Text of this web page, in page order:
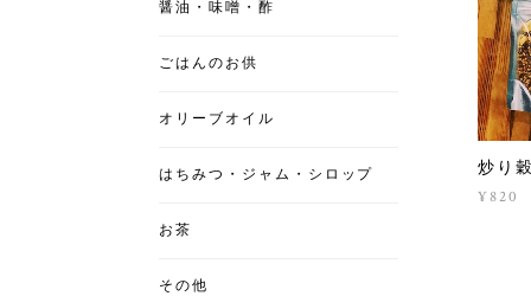
炒り
¥820
醤油・味噌・酢
ごはんのお供
オリーブオイル
はちみつ・ジャム・シロップ
お茶
その他